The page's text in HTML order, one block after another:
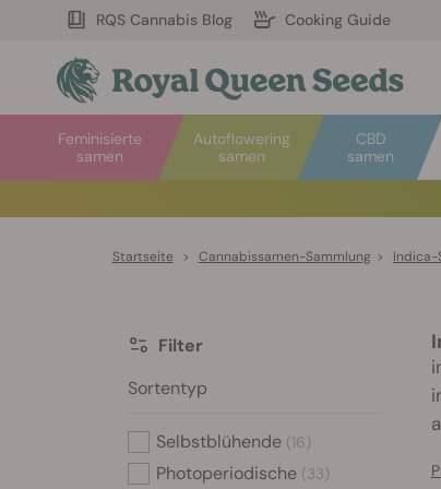
RQS Cannabis Blog Cooking Guide
Autoflowering
samen
Feminisierte
samen
CBD
samen
Startseite > Cannabissamen-Sammlung > Indica-
Filter
Sortentyp
Selbstblühende (16)
Photoperiodische (33)